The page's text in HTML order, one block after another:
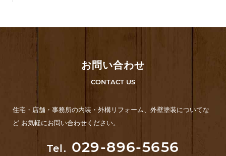
お問い合わせ
CONTACT US
住宅・店舗・事務所の内装・外構リフォーム、外壁塗装についてな
ど お気軽にお問い合わせください。
Tel. 029-896-5656